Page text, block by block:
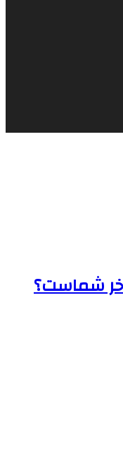
آخر شماست؟